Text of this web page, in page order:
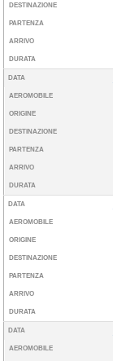
DESTINAZIONE
PARTENZA
ARRIVO
DURATA
DATA
AEROMOBILE
ORIGINE
DESTINAZIONE
PARTENZA
ARRIVO
DURATA
DATA
AEROMOBILE
ORIGINE
DESTINAZIONE
PARTENZA
ARRIVO
DURATA
DATA
AEROMOBILE